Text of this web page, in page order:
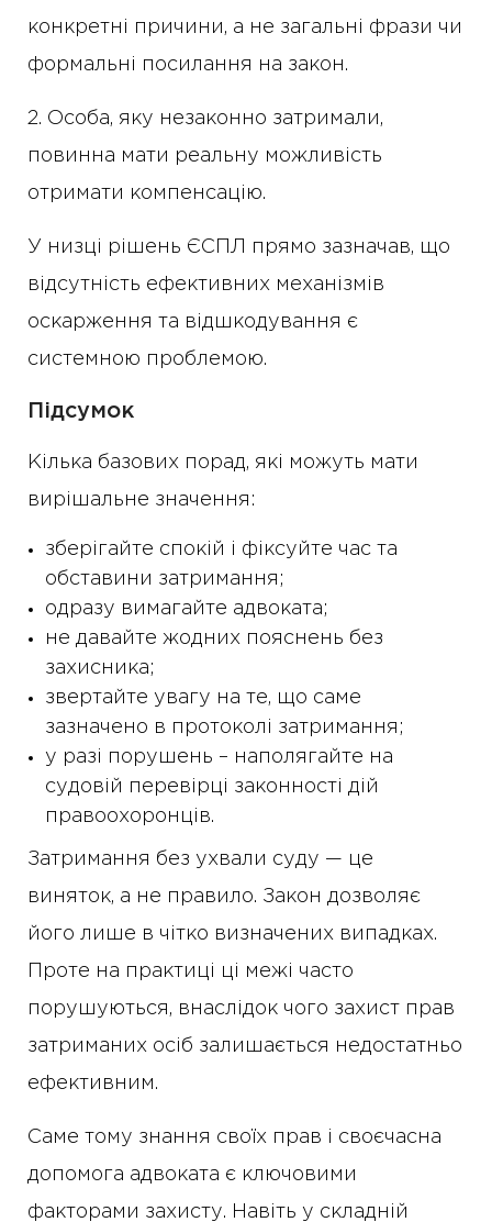
конкретні причини, а не загальні фрази чи
формальні посилання на закон.
2. Особа, яку незаконно затримали,
повинна мати реальну можливість
отримати компенсацію.
У низці рішень ЄСПЛ прямо зазначав, що
відсутність ефективних механізмів
оскарження та відшкодування є
системною проблемою.
Підсумок
Кілька базових порад, які можуть мати
вирішальне значення:
зберігайте спокій і фіксуйте час та
обставини затримання;
одразу вимагайте адвоката;
не давайте жодних пояснень без
захисника;
звертайте увагу на те, що саме
зазначено в протоколі затримання;
у разі порушень – наполягайте на
судовій перевірці законності дій
правоохоронців.
Затримання без ухвали суду — це
виняток, а не правило. Закон дозволяє
його лише в чітко визначених випадках.
Проте на практиці ці межі часто
порушуються, внаслідок чого захист прав
затриманих осіб залишається недостатньо
ефективним.
Саме тому знання своїх прав і своєчасна
допомога адвоката є ключовими
факторами захисту. Навіть у складній